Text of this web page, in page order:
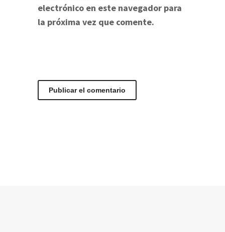
electrónico en este navegador para
la próxima vez que comente.